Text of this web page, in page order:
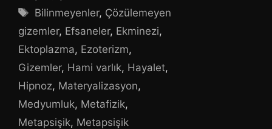
Etiketler
Bilinmeyenler, Çözülemeyen
gizemler, Efsaneler, Ekminezi,
Ektoplazma, Ezoterizm,
Gizemler, Hami varlık, Hayalet,
Hipnoz, Materyalizasyon,
Medyumluk, Metafizik,
Metapsişik, Metapsişik